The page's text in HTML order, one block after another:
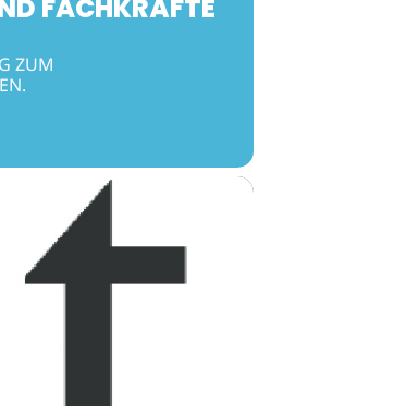
FACHKRÄFTE
ZUM